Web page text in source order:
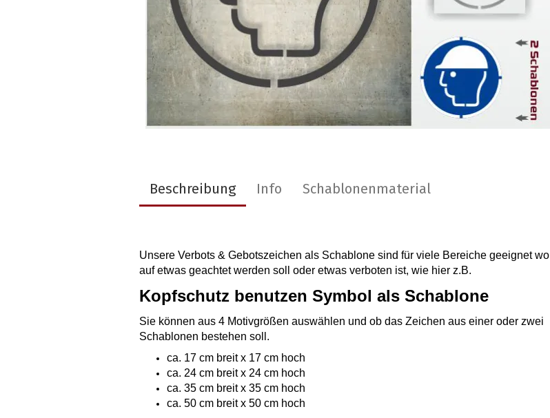
Beschreibung Info Schablonenmaterial
Unsere Verbots & Gebotszeichen als Schablone sind für viele Bereiche geeignet wo
auf etwas geachtet werden soll oder etwas verboten ist, wie hier z.B.
Kopfschutz benutzen Symbol als Schablone
Sie können aus 4 Motivgrößen auswählen und ob das Zeichen aus einer oder zwei
Schablonen bestehen soll.
ca. 17 cm breit x 17 cm hoch
ca. 24 cm breit x 24 cm hoch
ca. 35 cm breit x 35 cm hoch
ca. 50 cm breit x 50 cm hoch